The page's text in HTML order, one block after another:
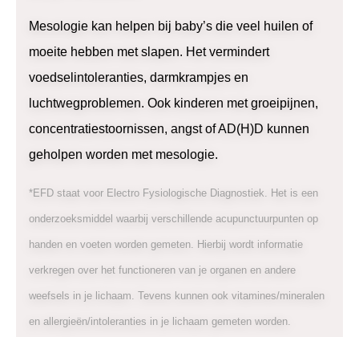
Mesologie kan helpen bij baby’s die veel huilen of
moeite hebben met slapen. Het vermindert
voedselintoleranties, darmkrampjes en
luchtwegproblemen. Ook kinderen met groeipijnen,
concentratiestoornissen, angst of AD(H)D kunnen
geholpen worden met mesologie.
*EFD staat voor Electro Fysiologische Diagnostiek. Het is een
onderzoeksmiddel waarbij verschillende acupunctuurpunten op
handen en voeten worden gemeten. Hierbij wordt informatie
verkregen over het functioneren van je organen en andere
weefsels in je lichaam. Tevens kunnen ook vitamines/mineralen
en allergieën/intoleranties in je lichaam gemeten worden.